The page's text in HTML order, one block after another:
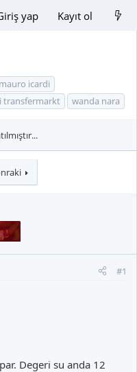
yap Kayıt ol
mauro icardi
transfermarkt wanda nara
#1
Degeri su anda 12